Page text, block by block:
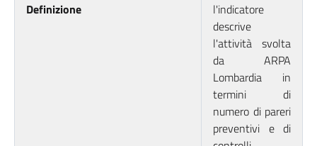
Definizione
l'indicatore
descrive
l'attività svolta
da ARPA
Lombardia in
termini di
numero di pareri
preventivi e di